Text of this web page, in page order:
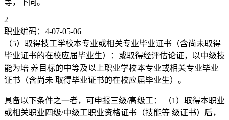
等，下同。
2
职业编码：4-07-05-06
（5）取得技工学校本专业或相关专业毕业证书（含尚未取得
毕业证书的在校应届毕业生）：或取得经评估论证，以中级技
能为培 养目标的中等及以上职业学校本专业或相关专业毕业
证书（含尚未 取得毕业证书的在校应届毕业生）。
具备以下条件之一者，可申报三级/高级工： （1）取得本职业
或相关职业四级/中级工职业资格证书（技能等 级证书）后，